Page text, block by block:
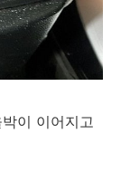
이 이어지고